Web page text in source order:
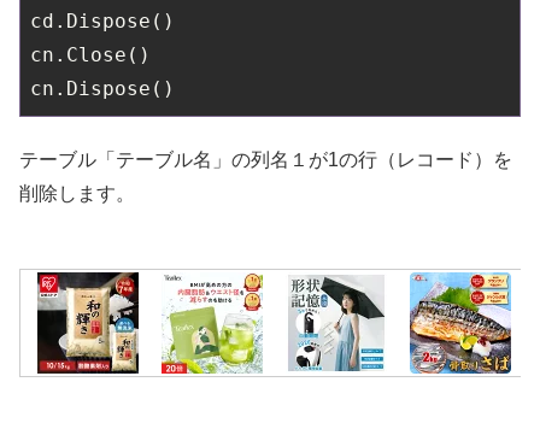
cd.Dispose()
cn.Close()
テーブル「テーブル名」の列名１が1の行（レコード）を
削除します。